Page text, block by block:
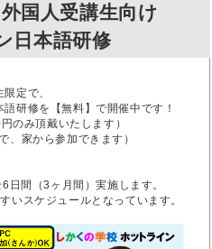
外国人受講生向け
日本語研修
定で、
研修を【無料】で開催中です！
のみ頂戴いたします）
家から参加できます）
日間（3ヶ月間）実施します。
いスケジュールとなっています。